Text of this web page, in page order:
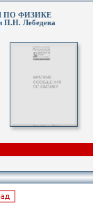
ПО ФИЗИКЕ
П.Н. Лебедева